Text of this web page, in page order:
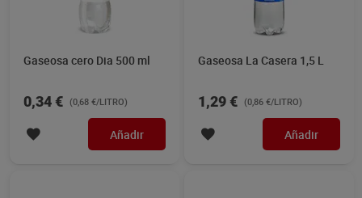
Gaseosa cero Dia 500 ml
0,34 € (0,68 €/LITRO)
Añadir
Gaseosa La Casera 1,5 L
1,29 € (0,86 €/LITRO)
Añadir